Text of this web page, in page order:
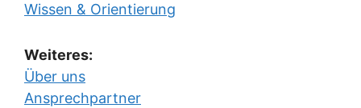
Wissen & Orientierung
Weiteres:
Über uns
Ansprechpartner